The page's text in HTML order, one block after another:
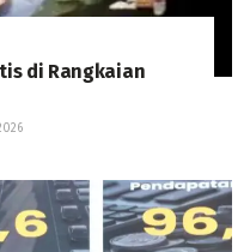
di Rangkaian